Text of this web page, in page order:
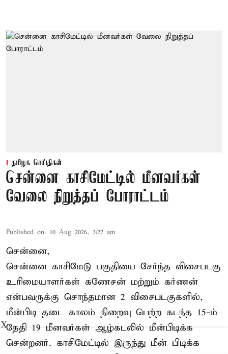
தமிழக செய்திகள்
சென்னை காசிமேட்டில் மீனவர்கள்
வேலை நிறுத்தப் போராட்டம்
Published on: 10 Aug 2026, 3:27 am
சென்னை,
சென்னை காசிமேடு பகுதியை சேர்ந்த விசைபடகு
உரிமையாளர்கள் கணேசன் மற்றும் கர்ணன்
என்பவருக்கு சொந்தமான 2 விசைபடகுகளில்,
மீன்பிடி தடை காலம் நிறைவு பெற்ற கடந்த 15-ம்
தேதி 19 மீனவர்கள் ஆழ்கடலில் மீன்பிடிக்க
சென்றனர். காசிமேட்டில் இருந்து மீன் பிடிக்க
X